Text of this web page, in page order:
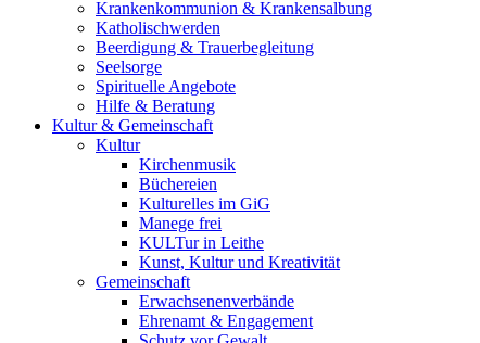
Krankenkommunion & Krankensalbung
Katholischwerden
Beerdigung & Trauerbegleitung
Seelsorge
Spirituelle Angebote
Hilfe & Beratung
Kultur & Gemeinschaft
Kultur
Kirchenmusik
Büchereien
Kulturelles im GiG
Manege frei
KULTur in Leithe
Kunst, Kultur und Kreativität
Gemeinschaft
Erwachsenenverbände
Ehrenamt & Engagement